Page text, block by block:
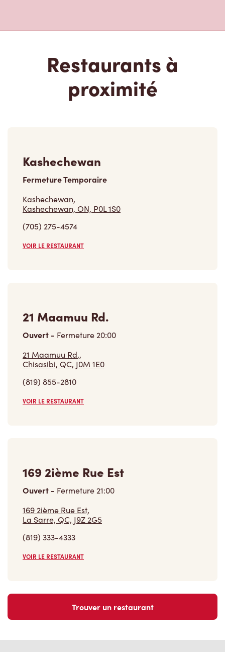
Restaurants à
proximité
Kashechewan
Fermeture Temporaire
Kashechewan,
Kashechewan, ON, P0L 1S0
(705) 275-4574
VOIR LE RESTAURANT
21 Maamuu Rd.
Ouvert - Fermeture20:00
21 Maamuu Rd.,
Chisasibi, QC, J0M 1E0
(819) 855-2810
VOIR LE RESTAURANT
169 2ième Rue Est
Ouvert - Fermeture21:00
169 2ième Rue Est,
La Sarre, QC, J9Z 2G5
(819) 333-4333
VOIR LE RESTAURANT
Trouver un restaurant